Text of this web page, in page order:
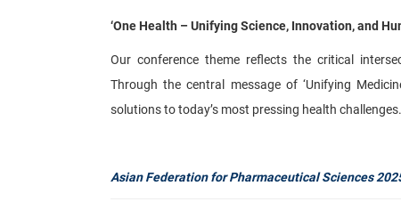
‘One Health – Unifying Science, Innovation, and
Our conference theme reflects the critical
Through the central message of ‘Unifying
solutions to today’s most pressing health challenges.
Asian Federation for Pharmaceutical Sciences